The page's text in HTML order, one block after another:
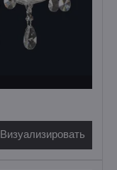
Визуализировать